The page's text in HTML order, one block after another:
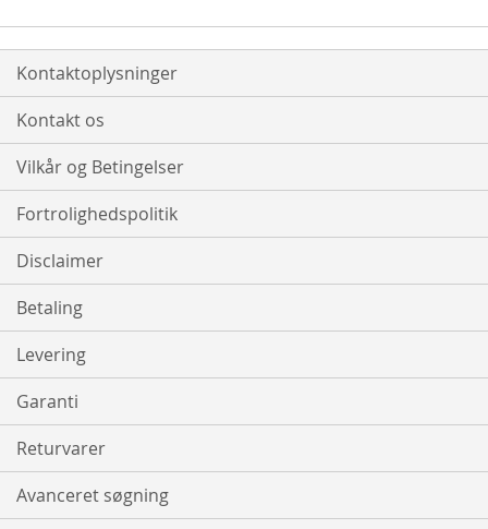
Kontaktoplysninger
Kontakt os
Vilkår og Betingelser
Fortrolighedspolitik
Disclaimer
Betaling
Levering
Garanti
Returvarer
Avanceret søgning